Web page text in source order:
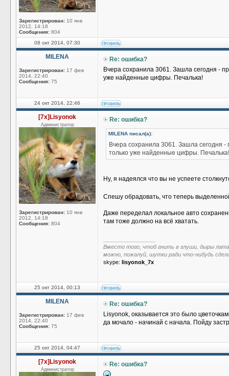
Зарегистрирован: 10 янв
2012, 14:18
Сообщения: 804
08 окт 2014, 07:30
MILENA
Зарегистрирован: 17 фев
2014, 22:40
Сообщения: 75
Re: ошибка?
Вчера сохранила 3061. Зашла сегодня -
уже найденные цифры. Печалька!
24 окт 2014, 22:46
[7x]Lisyonok
Администратор
Зарегистрирован: 10 янв
2012, 14:18
Сообщения: 804
Re: ошибка?
MILENA писал(а):
Вчера сохранила 3061. Зашла сегодня -
только уже найденные цифры. Печалька!
Ну, я надеялся что вы не успеете
Спешу обрадовать, что теперь
Даже переделал локальное авто
там тоже должно на всё хватать.
Вместо того, чтоб гнить в глуши, дыры
можно, пожалуй, шутки ради что-нибудь
skype: lisyonok_7x
25 окт 2014, 00:13
MILENA
Зарегистрирован: 17 фев
2014, 22:40
Сообщения: 75
Re: ошибка?
Lisyonok, оказывается это было
да мочало - начинай с начала. Пойду
25 окт 2014, 04:47
[7x]Lisyonok
Администратор
Re: ошибка?